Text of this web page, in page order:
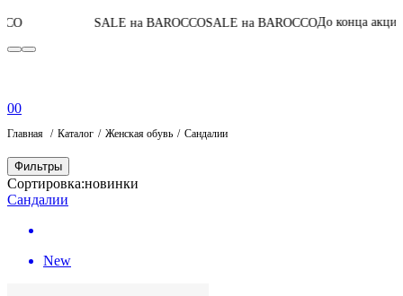
SALE на BAROCCOSALE на BAROCCOДо конца акции04:10:16:04
00
Главная Каталог Женская обувь Сандалии
Фильтры
Сортировка:новинки
Сандалии
New